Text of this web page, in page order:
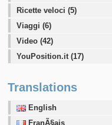
Ricette veloci (5)
Viaggi (6)
Video (42)
YouPosition.it (17)
Translations
English
FranÃ§ais